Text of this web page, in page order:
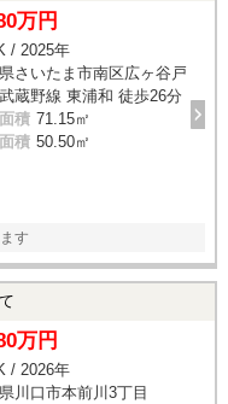
万円
/ 2025年
さいたま市南区広ヶ谷戸
蔵野線 東浦和 徒歩26分
積 71.15㎡
積 50.50㎡
す
万円
/ 2026年
川口市本前川3丁目